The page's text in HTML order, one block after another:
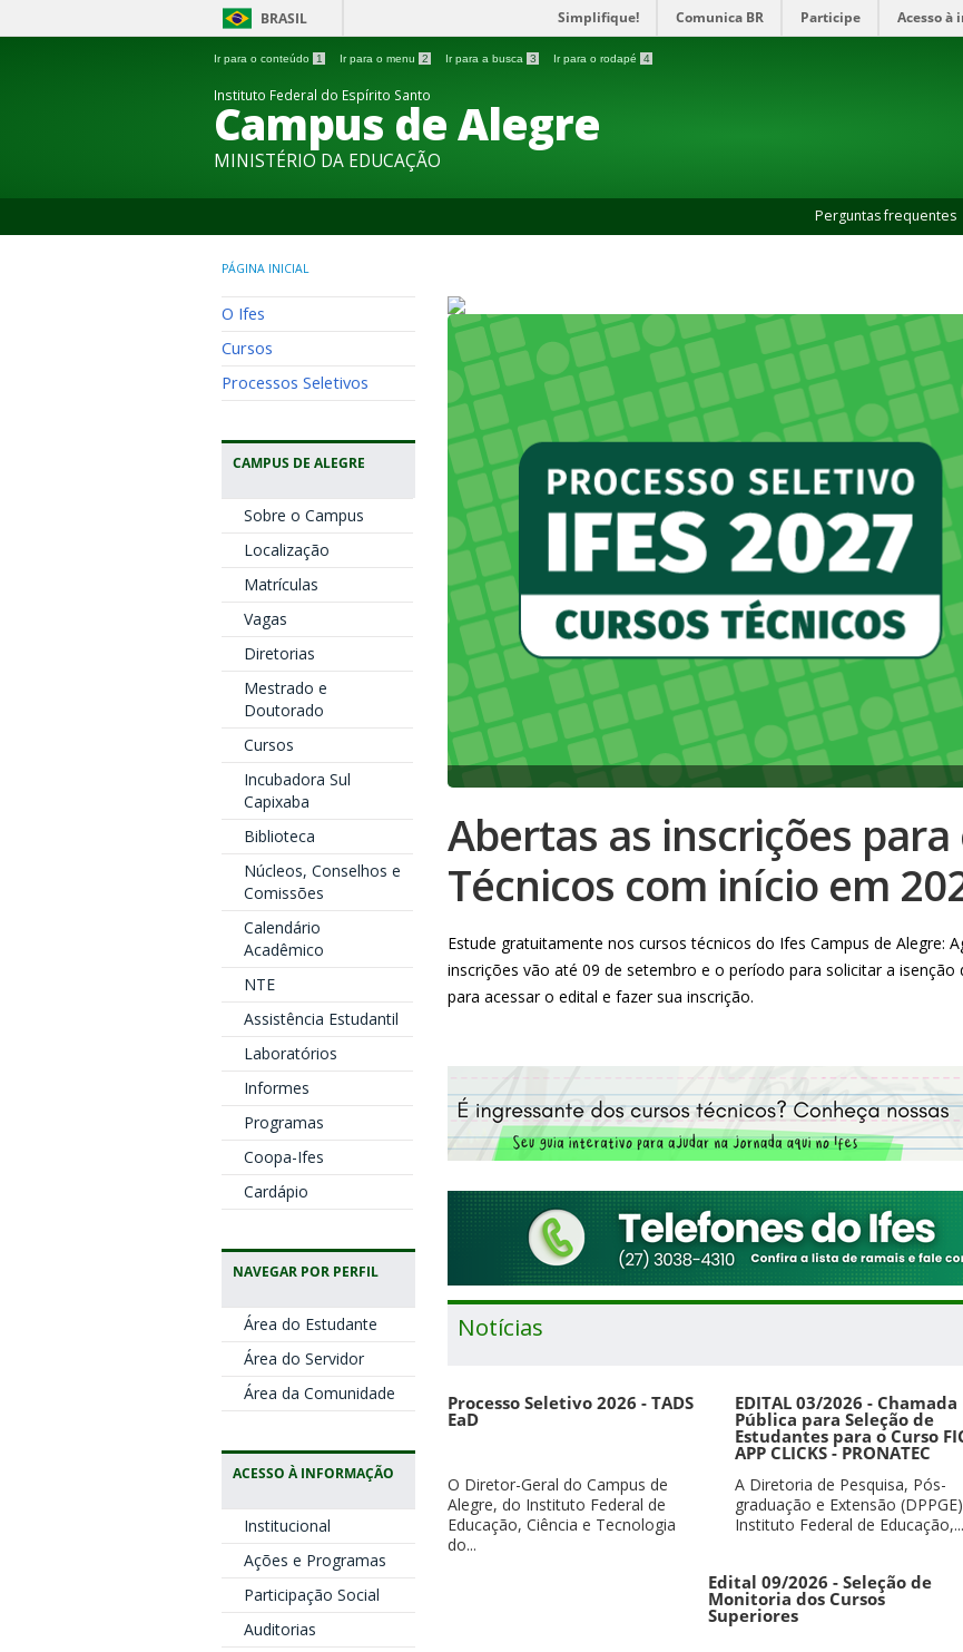
BRASIL Simplifique! Comunica BR Participe Acesso à
Ir para o conteúdo 1 Ir para o menu 2 Ir para a busca 3 Ir para o rodapé 4
Instituto Federal do Espírito Santo
Campus de Alegre
MINISTÉRIO DA EDUCAÇÃO
Perguntas frequentes
PÁGINA INICIAL
O Ifes
Cursos
Processos Seletivos
CAMPUS DE ALEGRE
Sobre o Campus
Localização
Matrículas
Vagas
Diretorias
Mestrado e
Doutorado
Cursos
Incubadora Sul
Capixaba
Biblioteca
Núcleos, Conselhos e
Comissões
Calendário
Acadêmico
NTE
Assistência Estudantil
Laboratórios
Informes
Programas
Coopa-Ifes
Cardápio
NAVEGAR POR PERFIL
Área do Estudante
Área do Servidor
Área da Comunidade
ACESSO À INFORMAÇÃO
Institucional
Ações e Programas
Participação Social
Auditorias
Abertas as inscrições para
Técnicos com início em
Estude gratuitamente nos cursos técnicos do Ifes Campus de Alegre:
inscrições vão até 09 de setembro e o período para solicitar a isenção
para acessar o edital e fazer sua inscrição.
Notícias
Processo Seletivo 2026 - TADS
EaD
O Diretor-Geral do Campus de
Alegre, do Instituto Federal de
Educação, Ciência e Tecnologia
do...
EDITAL 03/2026 - Chamada
Pública para Seleção de
Estudantes para o Curso
APP CLICKS - PRONATEC
A Diretoria de Pesquisa, Pós-
graduação e Extensão
Instituto Federal de Educação,...
Edital 09/2026 - Seleção de
Monitoria dos Cursos
Superiores